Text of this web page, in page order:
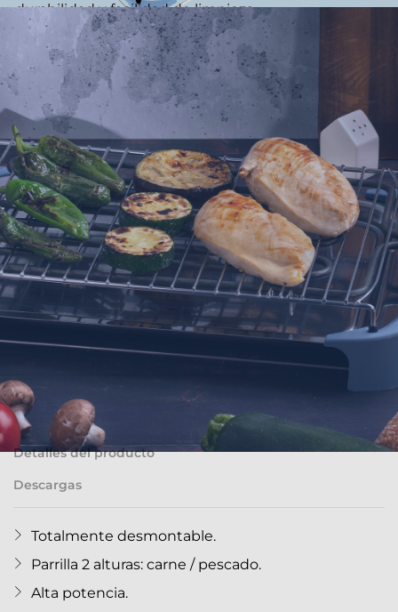
durabilidad y facilidad de limpieza.
Descripción
Detalles del producto
Descargas
Totalmente desmontable.
Parrilla 2 alturas: carne / pescado.
Alta potencia.